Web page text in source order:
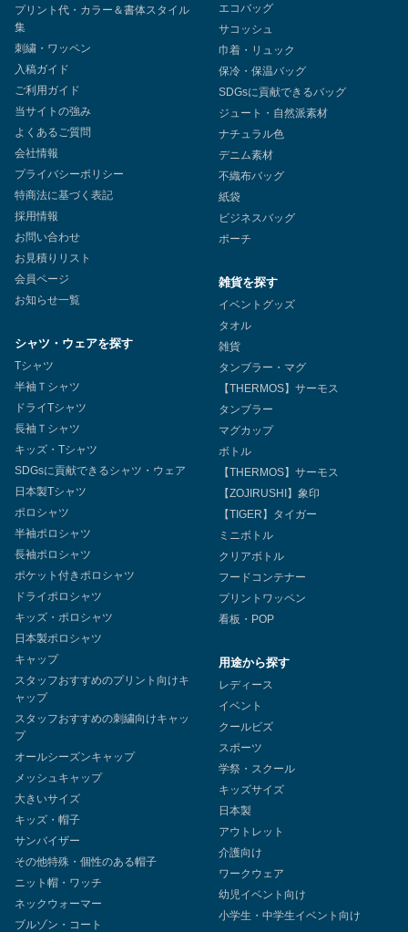
プリント代・カラー＆書体スタイル
集
刺繍・ワッペン
入稿ガイド
ご利用ガイド
当サイトの強み
よくあるご質問
会社情報
プライバシーポリシー
特商法に基づく表記
採用情報
お問い合わせ
お見積りリスト
会員ページ
お知らせ一覧
シャツ・ウェアを探す
Tシャツ
半袖Ｔシャツ
ドライTシャツ
長袖Ｔシャツ
キッズ・Tシャツ
SDGsに貢献できるシャツ・ウェア
日本製Tシャツ
ポロシャツ
半袖ポロシャツ
長袖ポロシャツ
ポケット付きポロシャツ
ドライポロシャツ
キッズ・ポロシャツ
日本製ポロシャツ
キャップ
スタッフおすすめのプリント向けキ
ャップ
スタッフおすすめの刺繍向けキャッ
プ
オールシーズンキャップ
メッシュキャップ
大きいサイズ
キッズ・帽子
サンバイザー
その他特殊・個性のある帽子
ニット帽・ワッチ
ネックウォーマー
ブルゾン・コート
エコバッグ
サコッシュ
巾着・リュック
保冷・保温バッグ
SDGsに貢献できるバッグ
ジュート・自然派素材
ナチュラル色
デニム素材
不織布バッグ
紙袋
ビジネスバッグ
ポーチ
雑貨を探す
イベントグッズ
タオル
雑貨
タンブラー・マグ
【THERMOS】サーモス
タンブラー
マグカップ
ボトル
【THERMOS】サーモス
【ZOJIRUSHI】象印
【TIGER】タイガー
ミニボトル
クリアボトル
フードコンテナー
プリントワッペン
看板・POP
用途から探す
レディース
イベント
クールビズ
スポーツ
学祭・スクール
キッズサイズ
日本製
アウトレット
介護向け
ワークウェア
幼児イベント向け
小学生・中学生イベント向け